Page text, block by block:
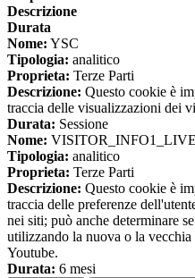
Descrizione
Durata
Nome: YSC
Tipologia: analitico
Proprieta: Terze Parti
Descrizione: Questo cookie è
traccia delle visualizzazioni dei
Durata: Sessione
Nome: VISITOR_INFO1_LIVE
Tipologia: analitico
Proprieta: Terze Parti
Descrizione: Questo cookie è
traccia delle preferenze
nei siti; può anche determinare
utilizzando la nuova o la
Youtube.
Durata: 6 mesi